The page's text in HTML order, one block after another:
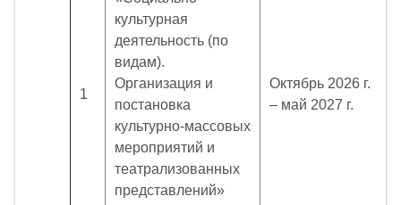
1
культурная
деятельность (по
видам).
Организация и
постановка
культурно-массовых
мероприятий и
театрализованных
представлений»
Октябрь 2026 г.
– май 2027 г.